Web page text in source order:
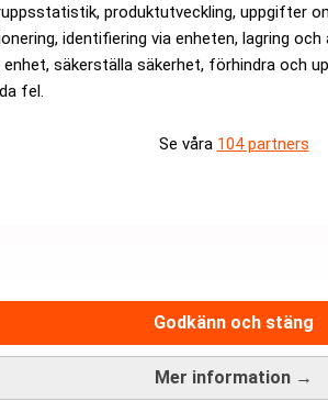
produktutveckling, uppgifter
identifiering via enheten, lagring
enhet, säkerställa säkerhet, förhindra och
fel.
Se våra 104 partners
Mer information →
Godkänn och stäng
för att hantera ett mer hotfullt
vapenfabriker över hela landet”.
Natos minimikrav på 2 procent av
eller överträffar 2,8 procent.
mål till 5 procent av BNP